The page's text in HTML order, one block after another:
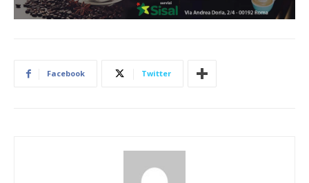
Facebook Twitter